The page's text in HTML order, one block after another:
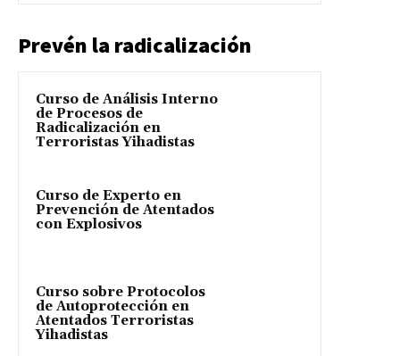
Prevén la radicalización
Curso de Análisis Interno
de Procesos de
Radicalización en
Terroristas Yihadistas
Curso de Experto en
Prevención de Atentados
con Explosivos
Curso sobre Protocolos
de Autoprotección en
Atentados Terroristas
Yihadistas